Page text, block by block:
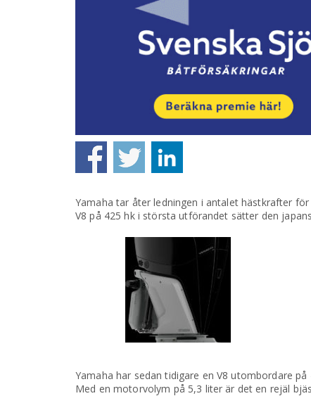
Yamaha tar åter ledningen i antalet hästkrafter
V8 på 425 hk i största utförandet sätter den
Yamaha har sedan tidigare en V8 utombordare
Med en motorvolym på 5,3 liter är det en rejäl